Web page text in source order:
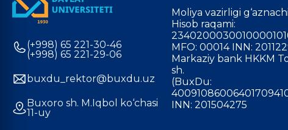
(+998) 65 221-30-46
(+998) 65 221-29-06
buxdu_rektor@buxdu.uz
Buxoro sh. M.Iqbol ko‘chasi
11-uy
Moliya vazirligi
Hisob raqami:
MFO: 00014 INN:
Markaziy bank HKKM
sh.
(BuxDu:
INN: 201504275